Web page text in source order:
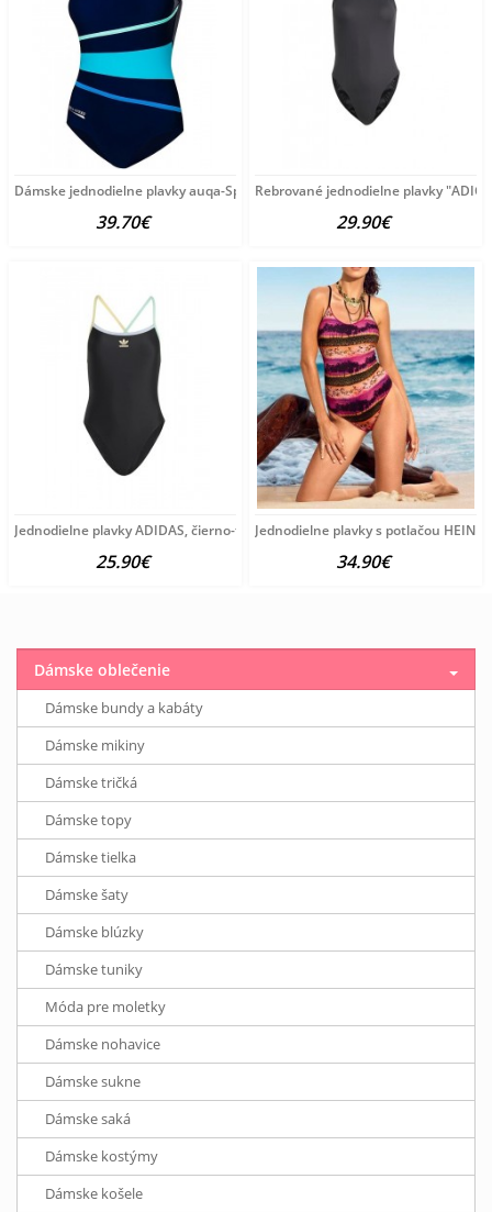
Dámske jednodielne plavky auqa-Speed A2761
39.70€
Rebrované jednodielne plavky
29.90€
Jednodielne plavky ADIDAS, čierno-farebné
25.90€
Jednodielne plavky s potlačou
34.90€
Dámske oblečenie
Dámske bundy a kabáty
Dámske mikiny
Dámske tričká
Dámske topy
Dámske tielka
Dámske šaty
Dámske blúzky
Dámske tuniky
Móda pre moletky
Dámske nohavice
Dámske sukne
Dámske saká
Dámske kostýmy
Dámske košele